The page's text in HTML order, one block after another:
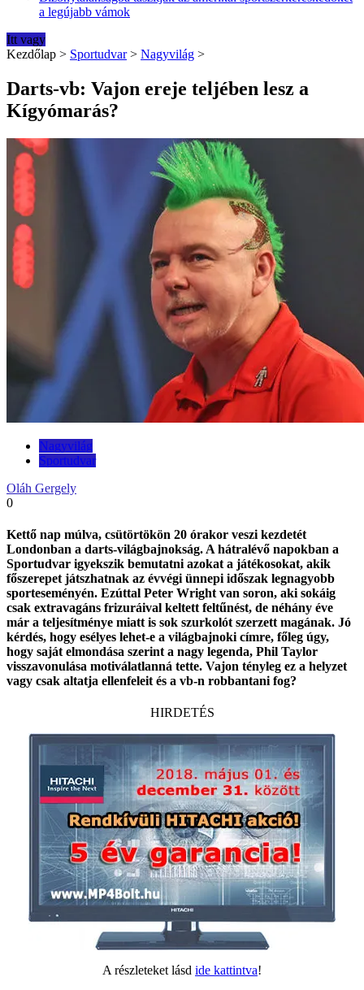
a legújabb vámok
Itt vagy
Kezdőlap > Sportudvar > Nagyvilág >
Darts-vb: Vajon ereje teljében lesz a
Kígyómarás?
Nagyvilág
Sportudvar
Oláh Gergely
0
Kettő nap múlva, csütörtökön 20 órakor veszi kezdetét
Londonban a darts-világbajnokság. A hátralévő napokban a
Sportudvar igyekszik bemutatni azokat a játékosokat, akik
főszerepet játszhatnak az évvégi ünnepi időszak legnagyobb
sporteseményén. Ezúttal Peter Wright van soron, aki sokáig
csak extravagáns frizuráival keltett feltűnést, de néhány éve
már a teljesítménye miatt is sok szurkolót szerzett magának. Jó
kérdés, hogy esélyes lehet-e a világbajnoki címre, főleg úgy,
hogy saját elmondása szerint a nagy legenda, Phil Taylor
visszavonulása motiválatlanná tette. Vajon tényleg ez a helyzet
vagy csak altatja ellenfeleit és a vb-n robbantani fog?
HIRDETÉS
A részleteket lásd ide kattintva!